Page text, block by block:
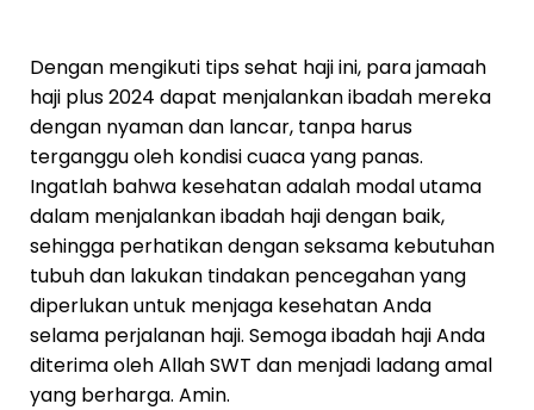
Dengan mengikuti tips sehat haji ini, para jamaah
haji plus 2024 dapat menjalankan ibadah mereka
dengan nyaman dan lancar, tanpa harus
terganggu oleh kondisi cuaca yang panas.
Ingatlah bahwa kesehatan adalah modal utama
dalam menjalankan ibadah haji dengan baik,
sehingga perhatikan dengan seksama kebutuhan
tubuh dan lakukan tindakan pencegahan yang
diperlukan untuk menjaga kesehatan Anda
selama perjalanan haji. Semoga ibadah haji Anda
diterima oleh Allah SWT dan menjadi ladang amal
yang berharga. Amin.